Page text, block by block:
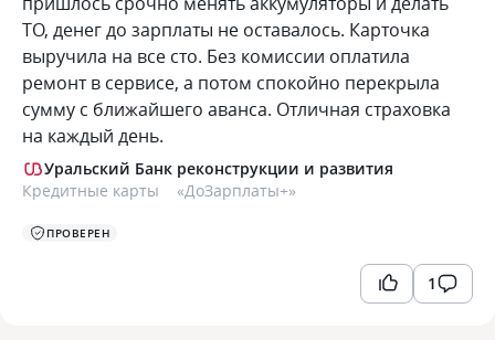
ТО, денег до зарплаты не оставалось. Карточка
выручила на все сто. Без комиссии оплатила
ремонт в сервисе, а потом спокойно перекрыла
сумму с ближайшего аванса. Отличная страховка
на каждый день.
Уральский Банк реконструкции и развития
Кредитные карты
«ДоЗарплаты+»
ПРОВЕРЕН
1